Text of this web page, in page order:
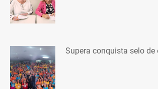
Supera conquista selo de